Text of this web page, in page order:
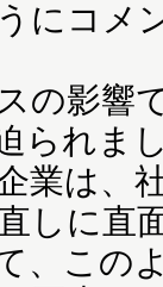
にコメ
の影響
られま
業は、
しに直
、この